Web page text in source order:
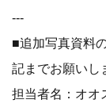
---
■追加写真資料
記までお願いし
担当者名：オオ